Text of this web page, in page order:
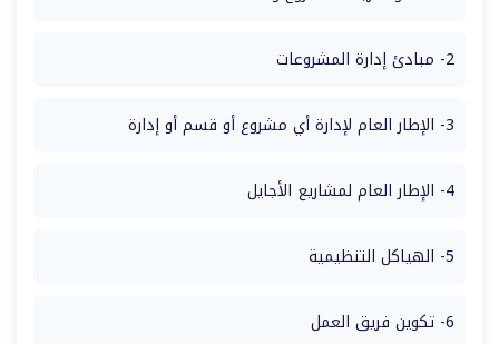
2- مبادئ إدارة المشروعات
3- الإطار العام لإدارة أي مشروع أو قسم أو إدارة
4- الإطار العام لمشاريع الأجايل
5- الهياكل التنظيمية
6- تكوين فريق العمل